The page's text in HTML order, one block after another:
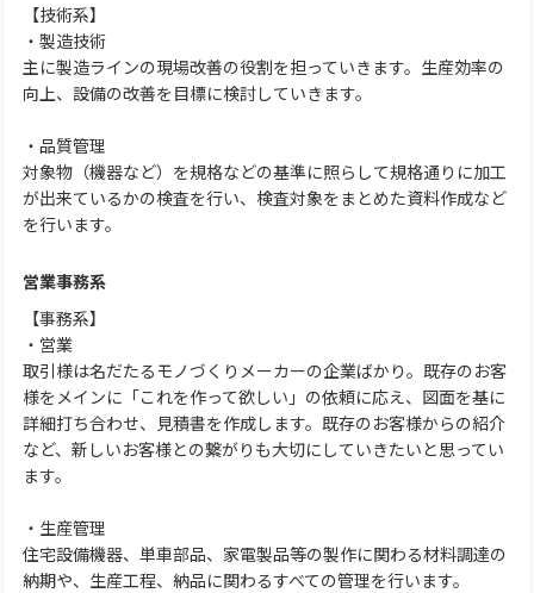
【技術系】
・製造技術
主に製造ラインの現場改善の役割を担っていきます。生産効率の
向上、設備の改善を目標に検討していきます。
・品質管理
対象物（機器など）を規格などの基準に照らして規格通りに加工
が出来ているかの検査を行い、検査対象をまとめた資料作成など
を行います。
営業事務系
【事務系】
・営業
取引様は名だたるモノづくりメーカーの企業ばかり。既存のお客
様をメインに「これを作って欲しい」の依頼に応え、図面を基に
詳細打ち合わせ、見積書を作成します。既存のお客様からの紹介
など、新しいお客様との繋がりも大切にしていきたいと思ってい
ます。
・生産管理
住宅設備機器、単車部品、家電製品等の製作に関わる材料調達の
納期や、生産工程、納品に関わるすべての管理を行います。